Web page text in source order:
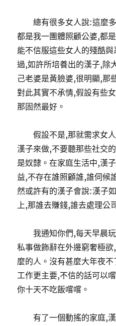
總有很多女人說:這麼多
都是我一團體照顧公婆,都
能不信服這些女人的殘酷
過,如許所培養出的漢子,除
己老婆是黃臉婆,很明顯,那
對此其實不承情,假設有些
那固然最好。
假設不是,那就需求女人
漢子來做,不要聽那些社交
是奴隸。在家庭生活中,漢
益,不存在誰照顧誰,誰伺候
然或許有的漢子會說:漢子
上,那誰去賺錢,誰去處理公
我通知你們,每天早晨玩
私事做飾辭在外邊窮奢極
麼的人。沒有甚麼大年夜
工作更主要,不信的話可以
你十天不吃飯嚐嚐。
有了一個動搖的家庭,漢